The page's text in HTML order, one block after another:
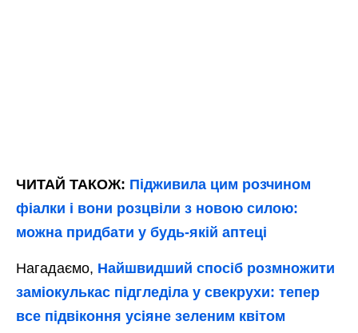
ЧИТАЙ ТАКОЖ: Підживила цим розчином
фіалки і вони розцвіли з новою силою:
можна придбати у будь-якій аптеці
Нагадаємо, Найшвидший спосіб розмножити
заміокулькас підгледіла у свекрухи: тепер
все підвіконня усіяне зеленим квітом